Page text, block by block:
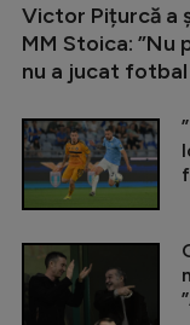
Victor Pițurcă a
MM Stoica: ”Nu
nu a jucat